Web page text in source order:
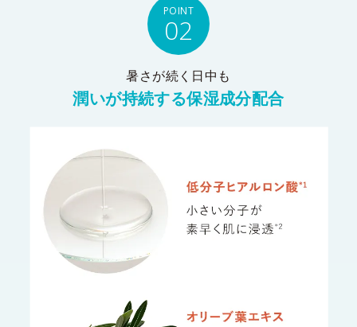
POINT
02
暑さが続く日中も
潤いが持続する保湿成分配合